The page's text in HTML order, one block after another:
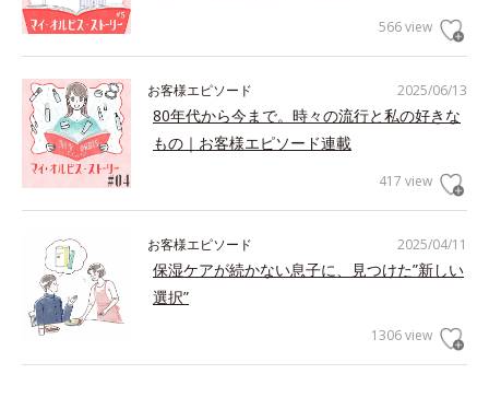
566 view
2025/06/13
お客様エピソード
80年代から今まで。時々の流行と私の好きな
もの｜お客様エピソード連載
417 view
2025/04/11
お客様エピソード
保湿ケアが続かない息子に、見つけた”新しい
選択”
1306 view